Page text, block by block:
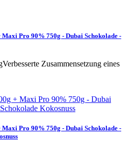
Pro 90% 750g - Dubai Schokolade -
Zusammensetzung eines
Pro 90% 750g - Dubai Schokolade -